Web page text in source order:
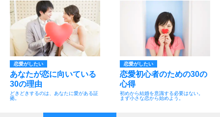
恋愛がしたい
あなたが恋に向いている
30の理由
どきどきするのは、あなたに愛がある証
拠。
恋愛がしたい
恋愛初心者のための30の
心得
初めから結婚を意識する必要はない。
まず小さな恋から始めよう。